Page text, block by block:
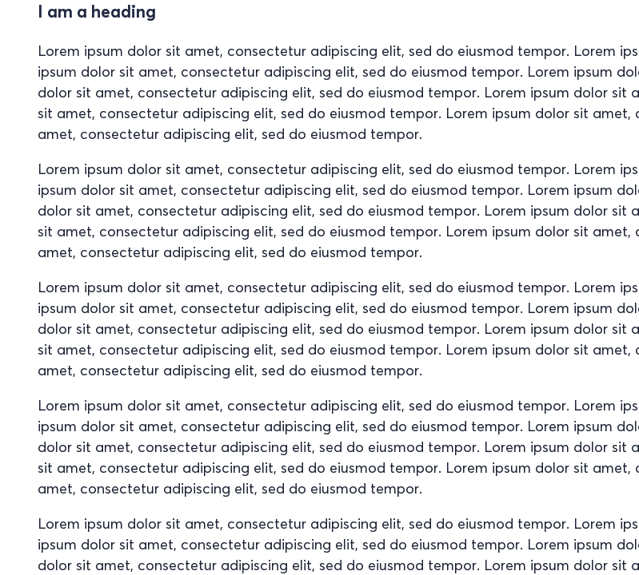
I am a heading
Lorem ipsum dolor sit amet, consectetur adipiscing elit, sed do eiusmod tempor. Lorem
ipsum dolor sit amet, consectetur adipiscing elit, sed do eiusmod tempor. Lorem ipsum
dolor sit amet, consectetur adipiscing elit, sed do eiusmod tempor. Lorem ipsum dolor
sit amet, consectetur adipiscing elit, sed do eiusmod tempor. Lorem ipsum dolor sit
amet, consectetur adipiscing elit, sed do eiusmod tempor.
Lorem ipsum dolor sit amet, consectetur adipiscing elit, sed do eiusmod tempor. Lorem
ipsum dolor sit amet, consectetur adipiscing elit, sed do eiusmod tempor. Lorem ipsum
dolor sit amet, consectetur adipiscing elit, sed do eiusmod tempor. Lorem ipsum dolor
sit amet, consectetur adipiscing elit, sed do eiusmod tempor. Lorem ipsum dolor sit
amet, consectetur adipiscing elit, sed do eiusmod tempor.
Lorem ipsum dolor sit amet, consectetur adipiscing elit, sed do eiusmod tempor. Lorem
ipsum dolor sit amet, consectetur adipiscing elit, sed do eiusmod tempor. Lorem ipsum
dolor sit amet, consectetur adipiscing elit, sed do eiusmod tempor. Lorem ipsum dolor
sit amet, consectetur adipiscing elit, sed do eiusmod tempor. Lorem ipsum dolor sit
amet, consectetur adipiscing elit, sed do eiusmod tempor.
Lorem ipsum dolor sit amet, consectetur adipiscing elit, sed do eiusmod tempor. Lorem
ipsum dolor sit amet, consectetur adipiscing elit, sed do eiusmod tempor. Lorem ipsum
dolor sit amet, consectetur adipiscing elit, sed do eiusmod tempor. Lorem ipsum dolor
sit amet, consectetur adipiscing elit, sed do eiusmod tempor. Lorem ipsum dolor sit
amet, consectetur adipiscing elit, sed do eiusmod tempor.
Lorem ipsum dolor sit amet, consectetur adipiscing elit, sed do eiusmod tempor. Lorem
ipsum dolor sit amet, consectetur adipiscing elit, sed do eiusmod tempor. Lorem ipsum
dolor sit amet, consectetur adipiscing elit, sed do eiusmod tempor. Lorem ipsum dolor